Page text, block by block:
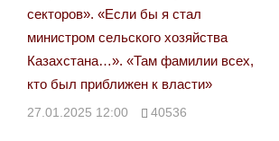
секторов». «Если бы я стал
министром сельского хозяйства
Казахстана…». «Там фамилии всех,
кто был приближен к власти»
27.01.2025 12:00 40536